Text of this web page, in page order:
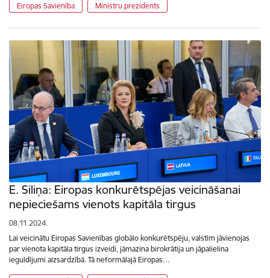
Eiropas Savienība Ministru prezidents
E. Siliņa: Eiropas konkurētspējas veicināšanai
nepieciešams vienots kapitāla tirgus
08.11.2024.
Lai veicinātu Eiropas Savienības globālo konkurētspēju, valstīm jāvienojas
par vienota kapitāla tirgus izveidi, jāmazina birokrātija un jāpalielina
ieguldījumi aizsardzībā. Tā neformālajā Eiropas…